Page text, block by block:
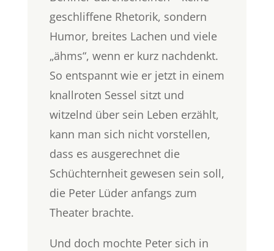
geschliffene Rhetorik, sondern
Humor, breites Lachen und viele
„ähms“, wenn er kurz nachdenkt.
So entspannt wie er jetzt in einem
knallroten Sessel sitzt und
witzelnd über sein Leben erzählt,
kann man sich nicht vorstellen,
dass es ausgerechnet die
Schüchternheit gewesen sein soll,
die Peter Lüder anfangs zum
Theater brachte.
Und doch mochte Peter sich in